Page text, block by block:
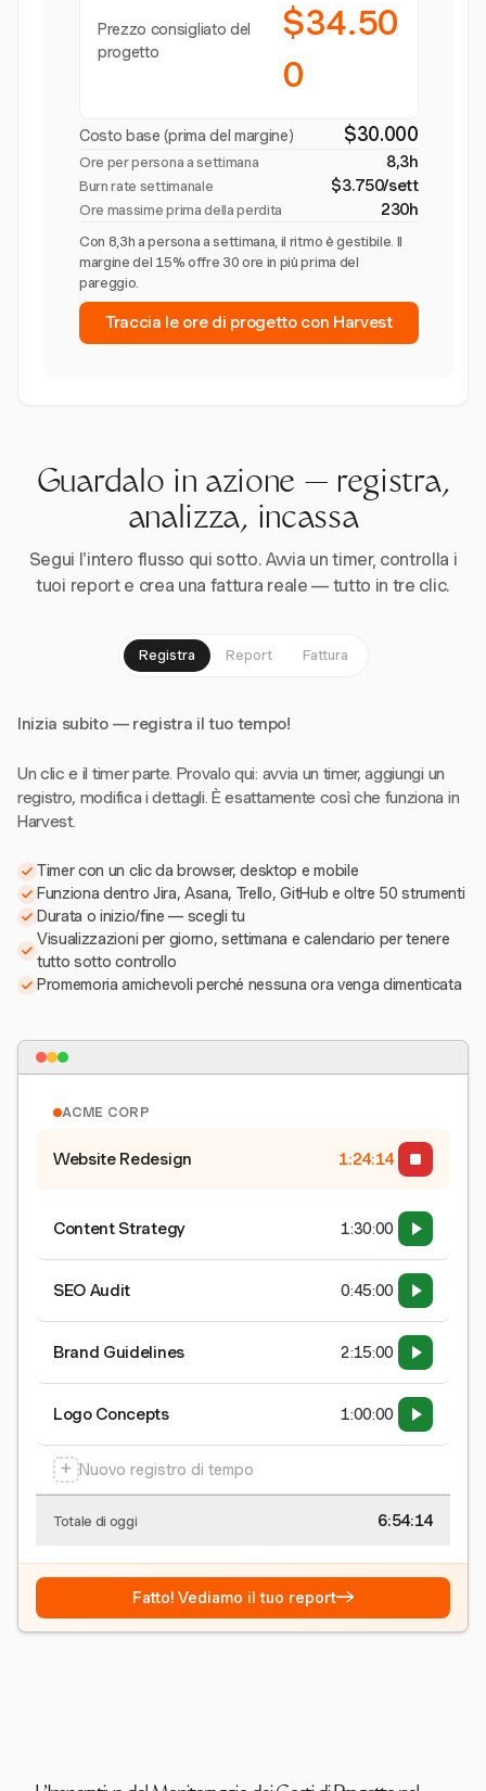
Prezzo consigliato del
progetto
$34.50
0
Costo base (prima del margine) $30.000
Ore per persona a settimana 8,3h
Burn rate settimanale $3.750/sett
Ore massime prima della perdita 230h
Con 8,3h a persona a settimana, il ritmo è gestibile. Il
margine del 15% offre 30 ore in più prima del
pareggio.
Traccia le ore di progetto con Harvest
Guardalo in azione — registra,
analizza, incassa
Segui l'intero flusso qui sotto. Avvia un timer, controlla i
tuoi report e crea una fattura reale — tutto in tre clic.
Registra Report Fattura
Inizia subito — registra il tuo tempo!
Un clic e il timer parte. Provalo qui: avvia un timer, aggiungi un
registro, modifica i dettagli. È esattamente così che funziona in
Harvest.
Timer con un clic da browser, desktop e mobile
Funziona dentro Jira, Asana, Trello, GitHub e oltre 50 strumenti
Durata o inizio/fine — scegli tu
Visualizzazioni per giorno, settimana e calendario per tenere
tutto sotto controllo
Promemoria amichevoli perché nessuna ora venga dimenticata
ACME CORP
Website Redesign 1:24:15
Content Strategy 1:30:00
SEO Audit 0:45:00
Brand Guidelines 2:15:00
Logo Concepts 1:00:00
+ Nuovo registro di tempo
Totale di oggi 6:54:15
Fatto! Vediamo il tuo report→